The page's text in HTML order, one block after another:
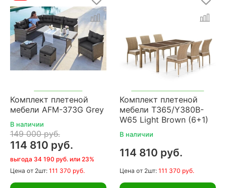
Комплект плетеной
мебели AFM-373G Grey
В наличии
149 000 руб.
114 810 руб.
выгода 34 190 руб. или 23%
Цена от 2шт: 111 370 руб.
Комплект плетеной
мебели T365/Y380B-
W65 Light Brown (6+1)
В наличии
114 810 руб.
Цена от 2шт: 111 370 руб.